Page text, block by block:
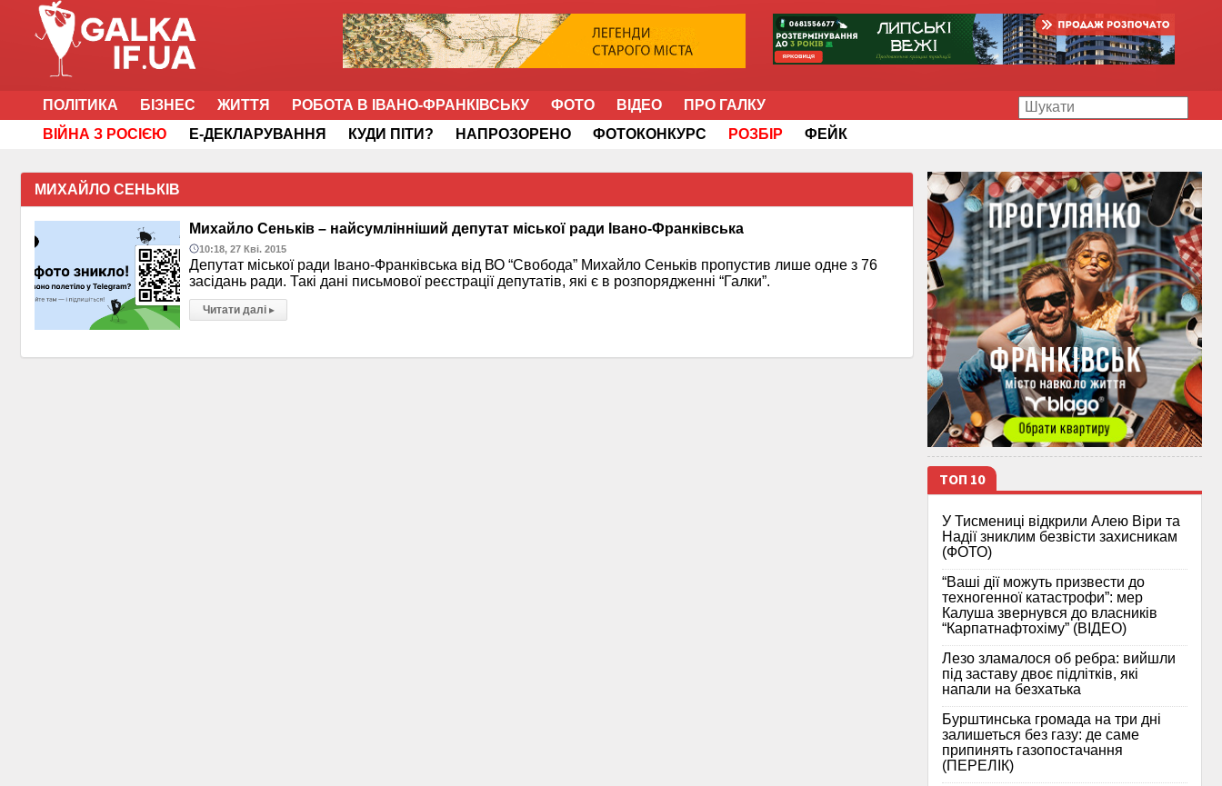
ПОЛІТИКА БІЗНЕС ЖИТТЯ РОБОТА В ІВАНО-ФРАНКІВСЬКУ ФОТО ВІДЕО
ПРО ГАЛКУ
ВІЙНА З РОСІЄЮ
Е-ДЕКЛАРУВАННЯ КУДИ ПІТИ? НАПРОЗОРЕНО ФОТОКОНКУРС РОЗБІР ФЕЙК
МИХАЙЛО СЕНЬКІВ
Михайло Сеньків – найсумлінніший депутат міської ради Івано-Франківська
10:18, 27 Кві. 2015
Депутат міської ради Івано-Франківська від ВО “Свобода” Михайло Сеньків пропустив лише одне з 76
засідань ради. Такі дані письмової реєстрації депутатів, які є в розпорядженні “Галки”.
Читати далі ▸
ТОП 10
У Тисмениці відкрили Алею Віри та
Надії зниклим безвісти захисникам
(ФОТО)
“Ваші дії можуть призвести до
техногенної катастрофи”: мер
Калуша звернувся до власників
“Карпатнафтохіму” (ВІДЕО)
Лезо зламалося об ребра: вийшли
під заставу двоє підлітків, які
напали на безхатька
Бурштинська громада на три дні
залишеться без газу: де саме
припинять газопостачання
(ПЕРЕЛІК)